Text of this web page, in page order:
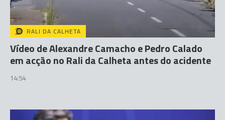
RALI DA CALHETA
Vídeo de Alexandre Camacho e Pedro Calado
em acção no Rali da Calheta antes do acidente
14:54